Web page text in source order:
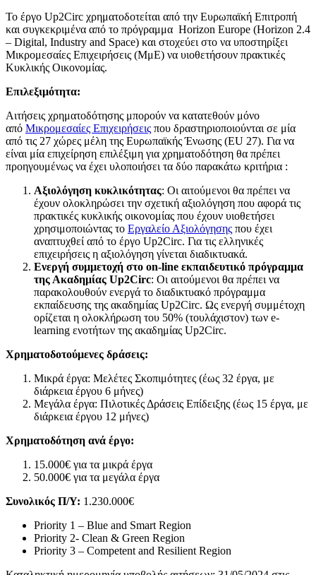
Το έργο Up2Circ χρηματοδοτείται από την Ευρωπαϊκή Επιτροπή
και συγκεκριμένα από το πρόγραμμα Horizon Europe (Horizon 2.4
– Digital, Industry and Space) και στοχεύει στο να υποστηρίξει
Μικρομεσαίες Επιχειρήσεις (ΜμΕ) να υιοθετήσουν πρακτικές
Κυκλικής Οικονομίας.
Επιλεξιμότητα:
Αιτήσεις χρηματοδότησης μπορούν να κατατεθούν μόνο
από Μικρομεσαίες Επιχειρήσεις που δραστηριοποιούνται σε μία
από τις 27 χώρες μέλη της Ευρωπαϊκής Ένωσης (EU 27). Για να
είναι μία επιχείρηση επιλέξιμη για χρηματοδότηση θα πρέπει
προηγουμένως να έχει υλοποιήσει τα δύο παρακάτω κριτήρια :
Αξιολόγηση κυκλικότητας: Οι αιτούμενοι θα πρέπει να
έχουν ολοκληρώσει την σχετική αξιολόγηση που αφορά τις
πρακτικές κυκλικής οικονομίας που έχουν υιοθετήσει
χρησιμοποιώντας το Εργαλείο Αξιολόγησης που έχει
αναπτυχθεί από το έργο Up2Circ. Για τις ελληνικές
επιχειρήσεις η αξιολόγηση γίνεται διαδικτυακά.
Ενεργή συμμετοχή στο on-line εκπαιδευτικό πρόγραμμα
της Ακαδημίας Up2Circ: Οι αιτούμενοι θα πρέπει να
παρακολουθούν ενεργά το διαδικτυακό πρόγραμμα
εκπαίδευσης της ακαδημίας Up2Circ. Ως ενεργή συμμέτοχη
ορίζεται η ολοκλήρωση του 50% (τουλάχιστον) των e-
learning ενοτήτων της ακαδημίας Up2Circ.
Χρηματοδοτούμενες δράσεις:
Μικρά έργα: Μελέτες Σκοπιμότητες (έως 32 έργα, με
διάρκεια έργου 6 μήνες)
Μεγάλα έργα: Πιλοτικές Δράσεις Επίδειξης (έως 15 έργα, με
διάρκεια έργου 12 μήνες)
Χρηματοδότηση ανά έργο:
15.000€ για τα μικρά έργα
50.000€ για τα μεγάλα έργα
Συνολικός Π/Υ: 1.230.000€
Priority 1 – Blue and Smart Region
Priority 2- Clean & Green Region
Priority 3 – Competent and Resilient Region